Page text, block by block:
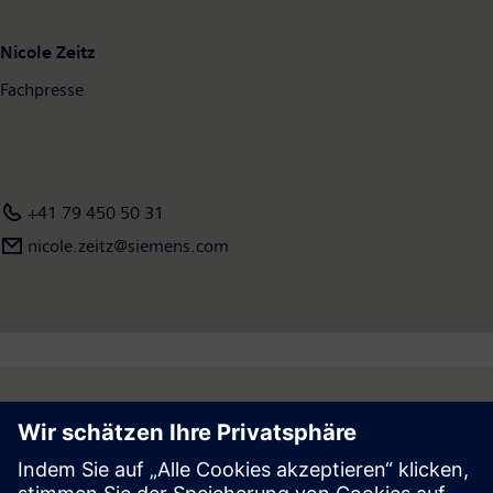
Nicole Zeitz
Fachpresse
+41 79 450 50 31
nicole.zeitz@siemens.com
Follow